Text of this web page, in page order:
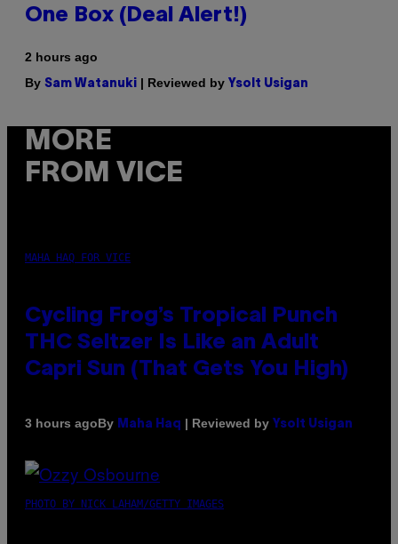
One Box (Deal Alert!)
2 hours ago
By Sam Watanuki | Reviewed by Ysolt Usigan
MORE
FROM VICE
MAHA HAQ FOR VICE
Cycling Frog’s Tropical Punch
THC Seltzer Is Like an Adult
Capri Sun (That Gets You High)
3 hours agoBy Maha Haq | Reviewed by Ysolt Usigan
PHOTO BY NICK LAHAM/GETTY IMAGES